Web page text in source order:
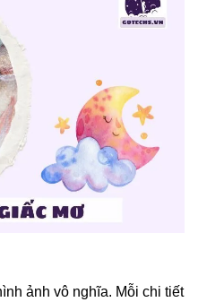
ảnh vô nghĩa. Mỗi chi tiết